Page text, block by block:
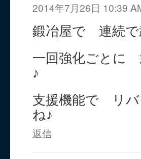
2014年7月26日 10:39
鍛冶屋で 連続で
一回強化ごとに
♪
支援機能で リバ
ね♪
返信